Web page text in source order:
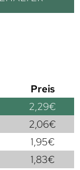
Preis
2,29€
2,06€
1,95€
1,83€